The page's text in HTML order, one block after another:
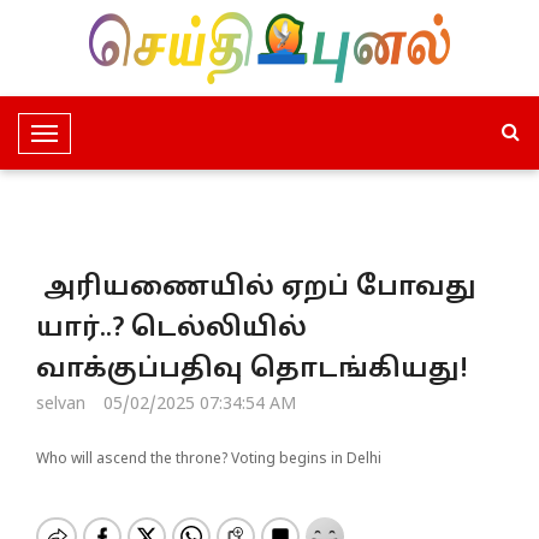
T
o
e
a
v
i
a
அரியணையில் ஏறப் போவது
யார்..? டெல்லியில்
வாக்குப்பதிவு தொடங்கியது!
selvan 05/02/2025 07:34:54 AM
Who will ascend the throne? Voting begins in Delhi